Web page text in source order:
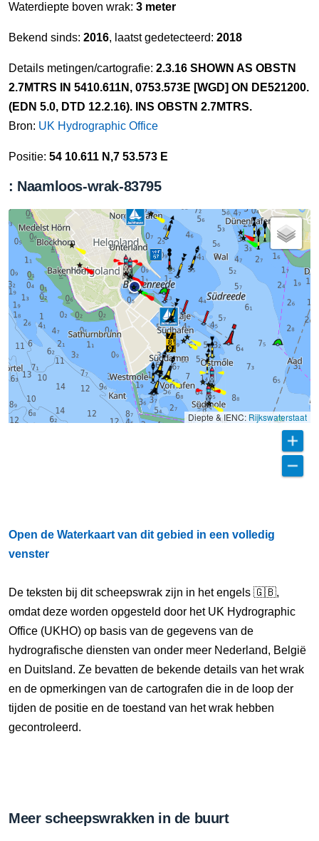
Waterdiepte boven wrak: 3 meter
Bekend sinds: 2016, laatst gedetecteerd: 2018
Details metingen/cartografie: 2.3.16 SHOWN AS OBSTN
2.7MTRS IN 5410.611N, 0753.573E [WGD] ON DE521200.
(EDN 5.0, DTD 12.2.16). INS OBSTN 2.7MTRS.
Bron: UK Hydrographic Office
Positie: 54 10.611 N,7 53.573 E
: Naamloos-wrak-83795
Diepte & IENC:Rijkswaterstaat
Open de Waterkaart van dit gebied in een volledig
venster
De teksten bij dit scheepswrak zijn in het engels 🇬🇧,
omdat deze worden opgesteld door het UK Hydrographic
Office (UKHO) op basis van de gegevens van de
hydrografische diensten van onder meer Nederland, België
en Duitsland. Ze bevatten de bekende details van het wrak
en de opmerkingen van de cartografen die in de loop der
tijden de positie en de toestand van het wrak hebben
gecontroleerd.
Meer scheepswrakken in de buurt